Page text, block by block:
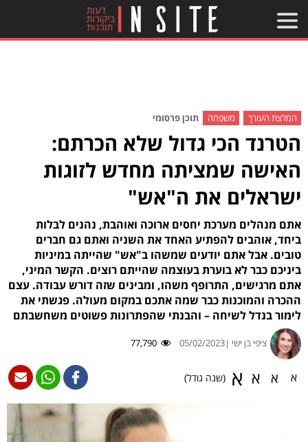
המלצת העורך משפחה תוכן פרסומי
הטרנד הכי גדול שלא הכרתם:
האישה שמציתה מחדש לזוגות
ישראלים את ה"אש"
אתם מנהלים מערכת יחסים ארוכה ואוהבת, נהנים לבלות
ביחד, אוהבים להפתיע האחד את השניה ואתם גם חברים
טובים. אבל אתם יודעים שמשהו ב"אש" שהייתה במיניות
ביניכם כבר לא בוערת בעוצמה שהייתם רוצים. הקשר המיני,
אתם מרגישים, התרופף משהו, ומבינים שזה דורש עבודה. עצם
ההכרה והמוכנות כבר שמה אתכם במקום מעולה. פגשתי את
לימור בנדל לשיחה – והבנתי שהפתרונות פשוטים משחשבתם
ציפי בן ישי |05/02/2023
77,790
א א א א (שנה גודל)